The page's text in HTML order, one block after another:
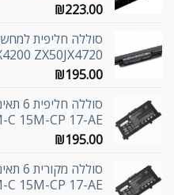
₪223.00
ZX50JX4720
₪195.00
15M-CP 17-AE
₪195.00
15M-CP 17-AE